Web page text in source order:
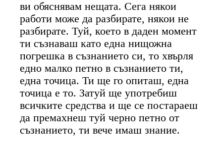
ви обяснявам нещата. Сега някои
работи може да разбирате, някои не
разбирате. Туй, което в даден момент
ти съзнаваш като една нищожна
погрешка в съзнанието си, то хвърля
едно малко петно в съзнанието ти,
една точица. Ти ще го опиташ, една
точица е то. Затуй ще употребиш
всичките средства и ще се постараеш
да премахнеш туй черно петно от
съзнанието, ти вече имаш знание.